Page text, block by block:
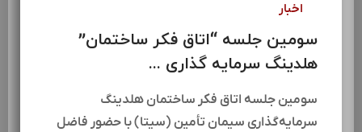
اخبار
سومین جلسه “اتاق فکر ساختمان”
هلدینگ سرمایه گذاری ...
سومین جلسه اتاق فکر ساختمان هلدینگ
سرمایه‌گذاری سیمان تأمین (سیتا) با حضور فاضل